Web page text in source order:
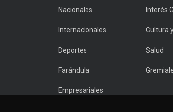
Nacionales Interés
Internacionales Cultura
Deportes Salud
Farándula
Empresariales